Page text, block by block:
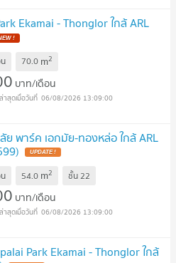
Ekamai - Thonglor ใกล้ ARL
70.0 m2
บาท/เดือน
06/08/2026 13:09:00
ย พาร์ค เอกมัย-ทองหล่อ ใกล้ ARL
54.0 m2 ชั้น22
บาท/เดือน
06/08/2026 13:09:00
Park Ekamai - Thonglor ใกล้